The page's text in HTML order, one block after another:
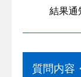
結果通
質問内容